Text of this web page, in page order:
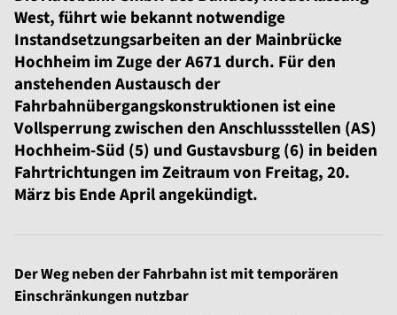
West, führt wie bekannt notwendige
Instandsetzungsarbeiten an der Mainbrücke
Hochheim im Zuge der A671 durch. Für den
anstehenden Austausch der
Fahrbahnübergangskonstruktionen ist eine
Vollsperrung zwischen den Anschlussstellen (AS)
Hochheim-Süd (5) und Gustavsburg (6) in beiden
Fahrtrichtungen im Zeitraum von Freitag, 20.
März bis Ende April angekündigt.
Der Weg neben der Fahrbahn ist mit temporären
Einschränkungen nutzbar